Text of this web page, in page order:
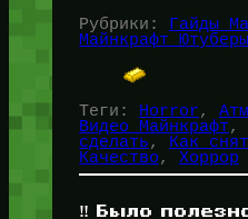
Рубрики: Гайды
Майнкрафт
Теги: Horror,
Видео Майнкрафт,
сделать, Как
Качество, Хоррор
‼️ Было